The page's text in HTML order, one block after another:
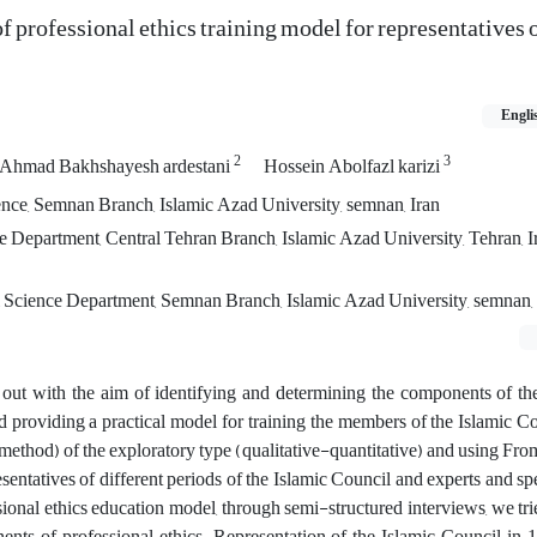
professional ethics training model for representatives
Ahmad Bakhshayesh ardestani2 Hossein Abolfazl karizi3
Semnan Branch, Islamic Azad University, semnan, Iran
Central Tehran Branch, Islamic Azad University, Tehran,
Department, Semnan Branch, Islamic Azad University,
with the aim of identifying and determining the components of
providing a practical model for training the members of the Islamic
of the exploratory type (qualitative-quantitative) and using
of different periods of the Islamic Council and experts and
ethics education model, through semi-structured interviews, we